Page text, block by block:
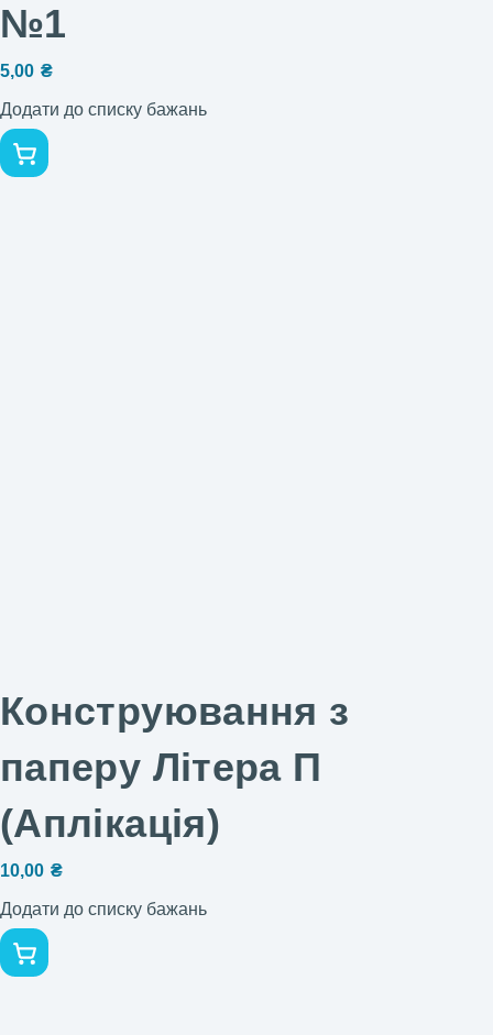
№1
5,00 ₴
Додати до списку бажань
Конструювання з
паперу Літера П
(Аплікація)
10,00 ₴
Додати до списку бажань